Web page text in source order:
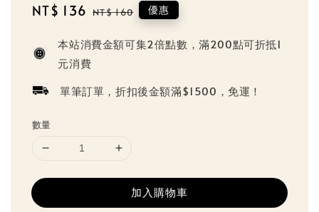
Sale
NT$ 136 Regular
NT$ 160 優惠
本站消費金額可集2倍點數，滿200點可折抵1
元消費
單筆訂單，折扣後金額滿$1500，免運！
數量
加入購物車